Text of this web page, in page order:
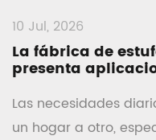
10 Jul, 2026
La fábrica de
presenta
Las necesidades
un hogar a otro,